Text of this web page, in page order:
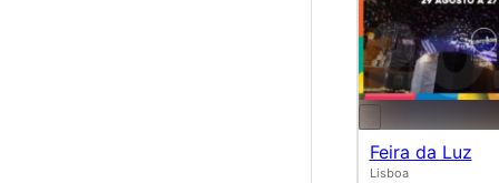
Feira da Luz
Lisboa